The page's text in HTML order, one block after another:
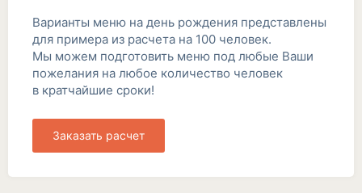
Варианты меню на день рождения представлены
для примера из расчета на 100 человек.
Мы можем подготовить меню под любые Ваши
пожелания на любое количество человек
в кратчайшие сроки!
Заказать расчет